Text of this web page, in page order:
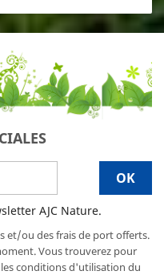
AJC Nature.
et/ou des frais de port offerts.
Vous trouverez pour
conditions d'utilisation du